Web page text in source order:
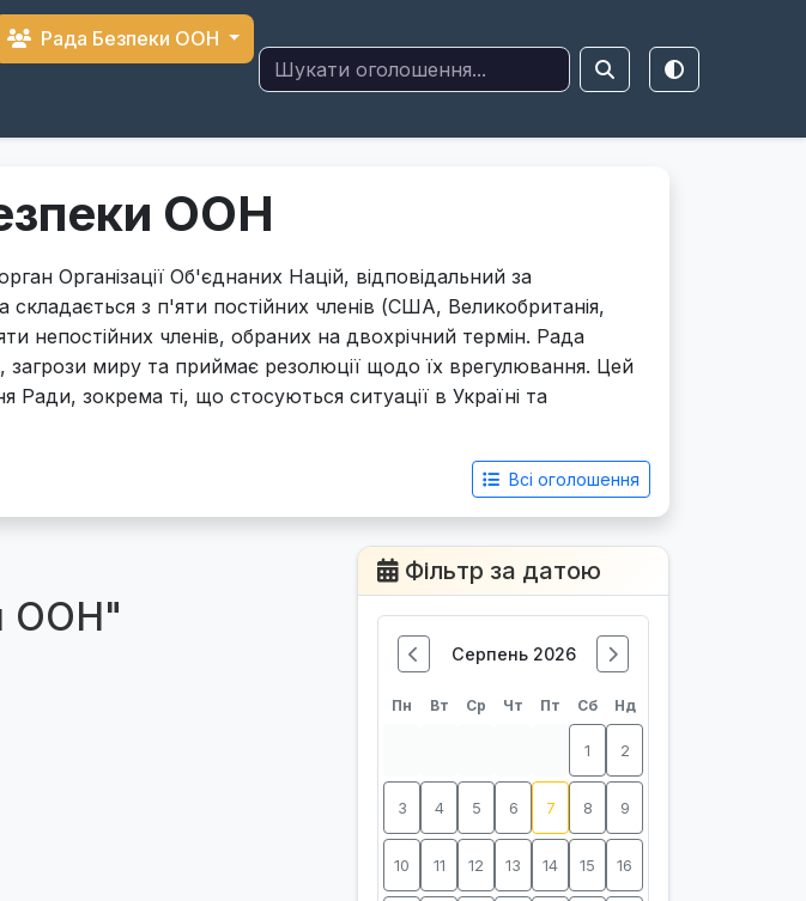
Рада Безпеки ООН
ООН
Організації Об'єднаних Націй, відповідальний за
з п'яти постійних членів (США, Великобританія,
непостійних членів, обраних на двохрічний термін. Рада
загрози миру та приймає резолюції щодо їх врегулювання. Цей
Ради, зокрема ті, що стосуються ситуації в Україні та
Всі оголошення
ООН"
Фільтр за датою
Серпень 2026
Пн Вт Ср Чт Пт Сб Нд
1 2
3 4 5 6 7 8 9
10 11 12 13 14 15 16